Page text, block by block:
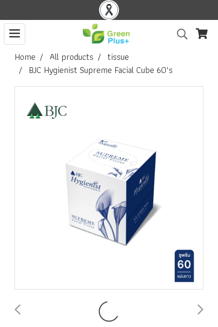
Home All products
tissue
BJC Hygienist Supreme Facial Cube 60"s